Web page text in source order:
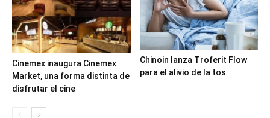
Cinemex inaugura Cinemex
Market, una forma distinta de
disfrutar el cine
Chinoin lanza Troferit Flow
para el alivio de la tos